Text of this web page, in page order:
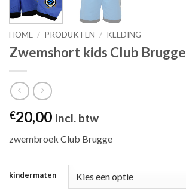
HOME / PRODUKTEN / KLEDING
Zwemshort kids Club Brugge
€20,00 incl. btw
zwembroek Club Brugge
kindermaten